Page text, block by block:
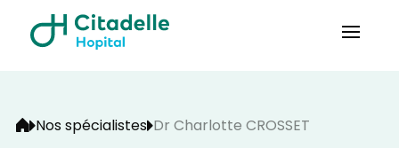
Nos spécialistes Dr Charlotte CROSSET